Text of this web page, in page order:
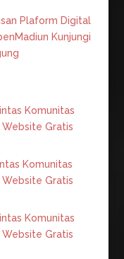
Plaform Digital
Kunjungi
Komunitas
Website Gratis
Komunitas
Website Gratis
Komunitas
Website Gratis